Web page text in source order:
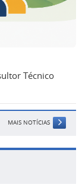
Técnico
MAIS NOTÍCIAS